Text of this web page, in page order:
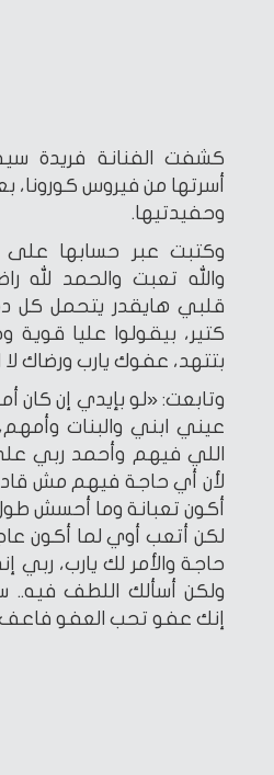
كشفت الفنانة فريدة
أسرتها من فيروس كورونا،
وحفيدتيها.
وكتبت عبر حسابها
والله تعبت والحمد لله
قلبي هايقدر يتحمل كل
كتير، بيقولوا عليا
بتتهد، عفوك يارب ورضاك لا
وتابعت: «لو بإيدي إن كان
عيني ابني والبنات
اللي فيهم وأحمد ربي
لأن أي حاجة فيهم مش
أكون تعبانة وما أحسش
لكن أتعب أوي لما أكون
حاجة والأمر لك يارب، ربي
ولكن أسألك اللطف فيه..
إنك عفو تحب العفو